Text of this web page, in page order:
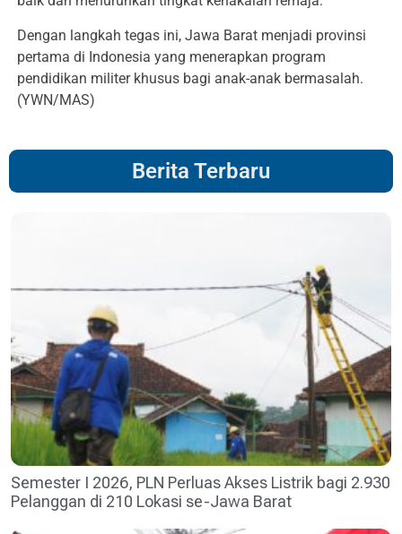
Dengan langkah tegas ini, Jawa Barat menjadi provinsi
pertama di Indonesia yang menerapkan program
pendidikan militer khusus bagi anak-anak bermasalah.
(YWN/MAS)
Berita Terbaru
Semester I 2026, PLN Perluas Akses Listrik bagi 2.930
Pelanggan di 210 Lokasi se-Jawa Barat